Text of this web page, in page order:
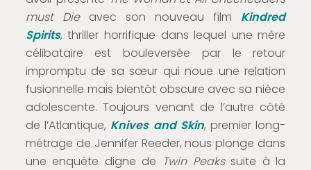
must Dieavec son nouveau film Kindred
Spirits, thriller horrifique dans lequel une mère
célibataire est bouleversée par le retour
impromptu de sa sœur qui noue une relation
fusionnelle mais bientôt obscure avec sa nièce
adolescente. Toujours venant de l’autre côté
de l’Atlantique, Knives and Skin, premier long-
métrage de Jennifer Reeder, nous plonge dans
une enquête digne de Twin Peakssuite à la